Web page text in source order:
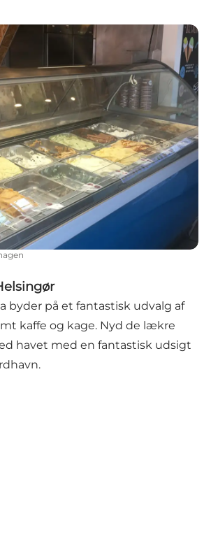
byder på et fantastisk udvalg af
kaffe og kage. Nyd de lækre
havet med en fantastisk udsigt